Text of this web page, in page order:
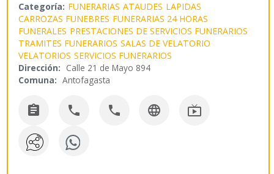
Categoría: FUNERARIAS ATAUDES LAPIDAS
CARROZAS FUNEBRES FUNERARIAS 24 HORAS
FUNERALES PRESTACIONES DE SERVICIOS FUNERARIOS
TRAMITES FUNERARIOS SALAS DE VELATORIO
VELATORIOS SERVICIOS FUNERARIOS
Dirección: Calle 21 de Mayo 894
Comuna: Antofagasta
    